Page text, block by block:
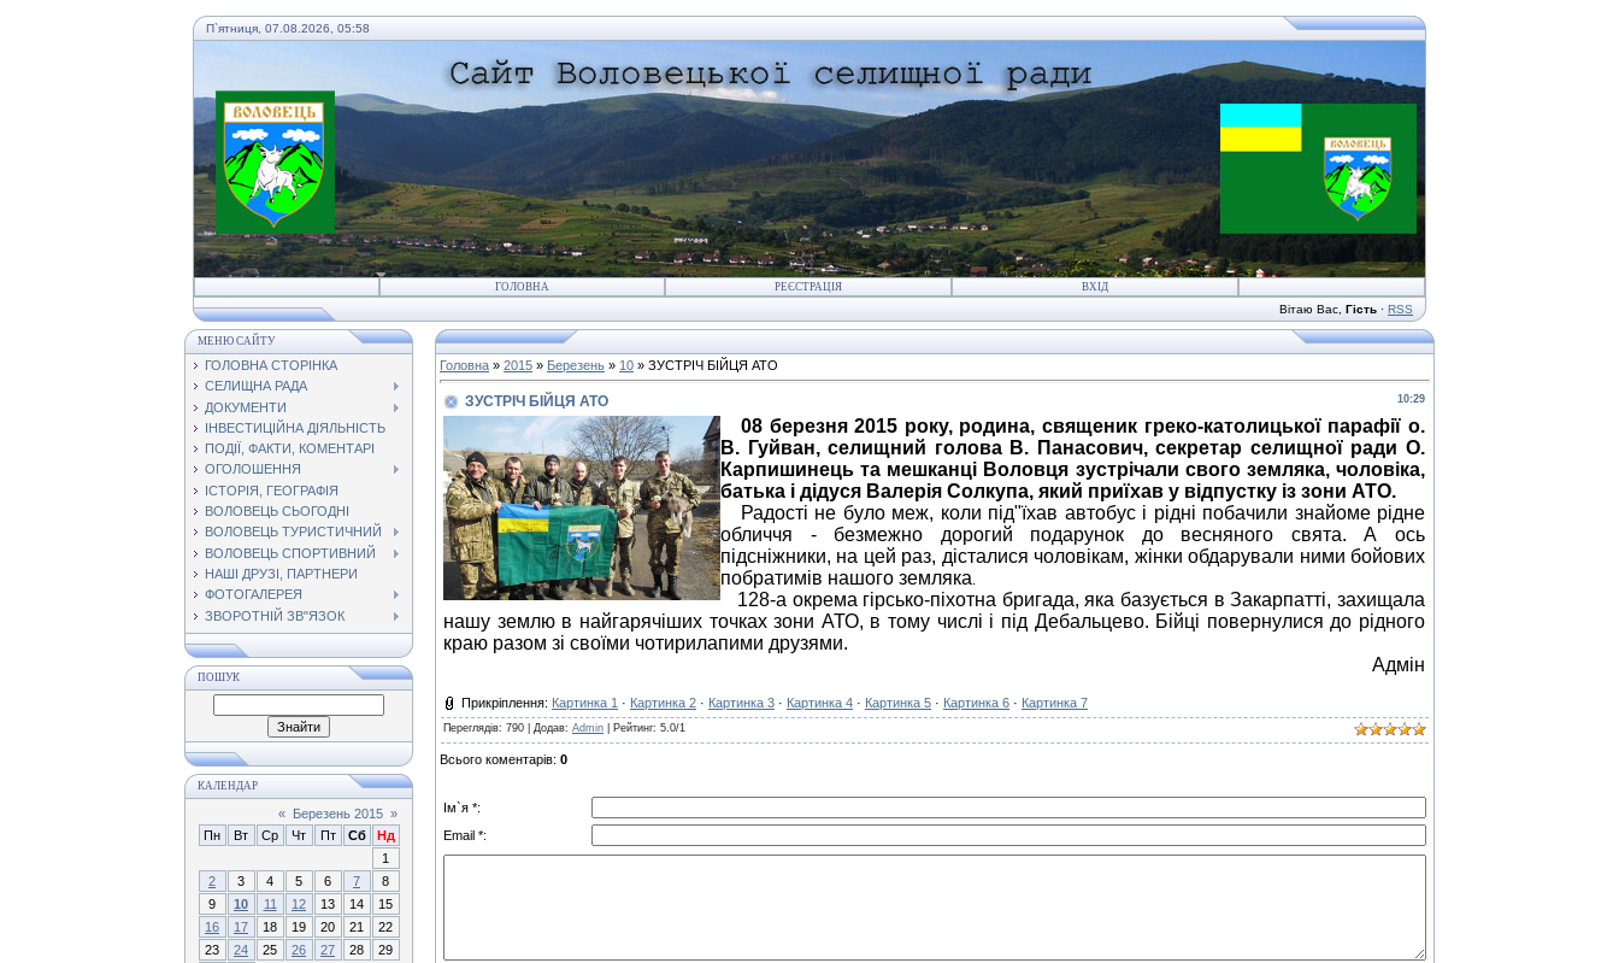
П`ятниця, 07.08.2026, 05:58
ГОЛОВНА РЕЄСТРАЦІЯ ВХІД
Вітаю Вас Гість · RSS
МЕНЮ САЙТУ
ГОЛОВНА СТОРІНКА
СЕЛИЩНА РАДА
ДОКУМЕНТИ
ІНВЕСТИЦІЙНА ДІЯЛЬНІСТЬ
ПОДІЇ, ФАКТИ, КОМЕНТАРІ
ОГОЛОШЕННЯ
ІСТОРІЯ, ГЕОГРАФІЯ
ВОЛОВЕЦЬ СЬОГОДНІ
ВОЛОВЕЦЬ ТУРИСТИЧНИЙ
ВОЛОВЕЦЬ СПОРТИВНИЙ
НАШІ ДРУЗІ, ПАРТНЕРИ
ФОТОГАЛЕРЕЯ
ЗВОРОТНІЙ ЗВ"ЯЗОК
ПОШУК
КАЛЕНДАР
« Березень 2015 »
Пн
Вт Ср Чт Пт Сб
Нд
1
2
3 4 5 6 7
8
9
10 11 12 13 14
15
16
17 18 19 20 21
22
23
24 25 26 27 28
29
Головна » 2015 » Березень » 10 » ЗУСТРІЧ БІЙЦЯ АТО
10:29
ЗУСТРІЧ БІЙЦЯ АТО
08 березня 2015 року, родина, священик греко-католицької парафії о.
В. Гуйван, селищний голова В. Панасович, секретар селищної ради О.
Карпишинець та мешканці Воловця зустрічали свого земляка, чоловіка,
батька і дідуся Валерія Солкупа, який приїхав у відпустку із зони АТО.
Радості не було меж, коли під"їхав автобус і рідні побачили знайоме рідне
обличчя - безмежно дорогий подарунок до весняного свята. А ось
підсніжники, на цей раз, дісталися чоловікам, жінки обдарували ними бойових
побратимів нашого земляка
128-а окрема гірсько-піхотна бригада, яка базується в Закарпатті, захищала
нашу землю в найгарячіших точках зони АТО, в тому числі і під Дебальцево. Бійці повернулися до рідного
краю разом зі своїми чотирилапими друзями.
Адмін
Прикріплення: Картинка 1 · Картинка 2 · Картинка 3 · Картинка 4 · Картинка 5 · Картинка 6 · Картинка 7
Переглядів: 790 | Додав: Admin Рейтинг: 5.0/1
Всього коментарів: 0
Ім`я *:
Email *: